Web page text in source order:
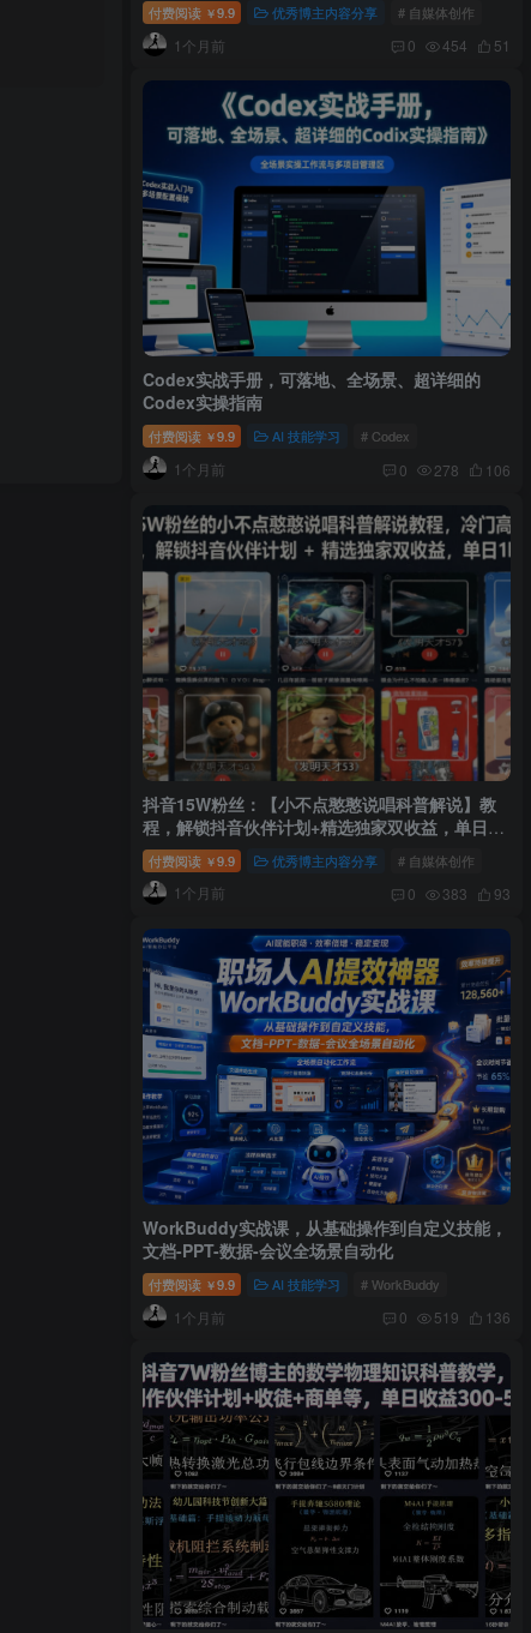
付费阅读 ￥9.9 优秀博主内容分享 # 自媒体创作
1个月前 0 454 51
Codex实战手册，可落地、全场景、超详细的
Codex实操指南
付费阅读 ￥9.9 AI 技能学习 # Codex
1个月前 0 278 106
抖音15W粉丝：【小不点憨憨说唱科普解说】教
程，解锁抖音伙伴计划+精选独家双收益，单日
1k+
付费阅读 ￥9.9 优秀博主内容分享 # 自媒体创作
1个月前 0 383 93
WorkBuddy实战课，从基础操作到自定义技能，
文档-PPT-数据-会议全场景自动化
付费阅读 ￥9.9 AI 技能学习 # WorkBuddy
1个月前 0 519 136